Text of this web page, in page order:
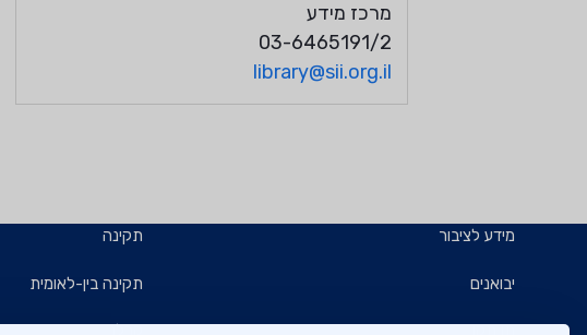
מרכז מידע
03-6465191/2
library@sii.org.il
מידע לציבור
יבואנים
תו תקן
תקינה
תקינה בין-לאומית
קבלנים ויזמים